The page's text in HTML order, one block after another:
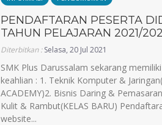
PENDAFTARAN PESERTA
TAHUN PELAJARAN 2021/
Diterbitkan :Selasa, 20 Jul 2021
SMK Plus Darussalam sekarang
keahlian : 1. Teknik Komputer &
ACADEMY)2. Bisnis Daring &
Kulit & Rambut(KELAS BARU)
website...